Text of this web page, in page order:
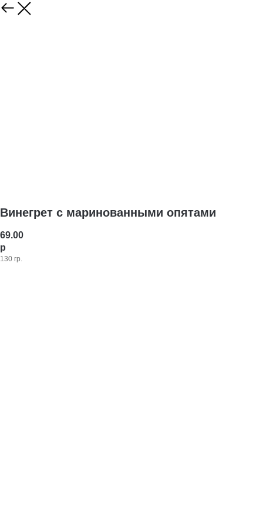
Винегрет с маринованными опятами
69.00
р
130 гр.